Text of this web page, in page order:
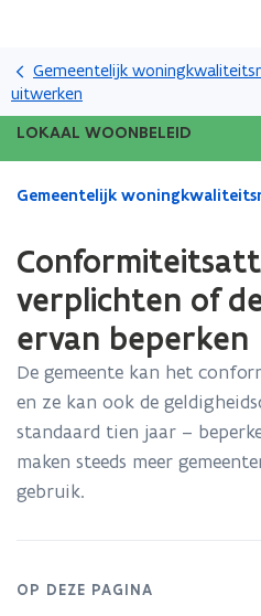
Gemeentelijk
uitwerken
LOKAAL WOONBELEID
Gedaan
zich
op:
Conformiteitsattest
verplichten
de
geldigheid
ervan
beperken
Gemeentelijk
verplichten of
ervan beperken
De gemeente kan het
en ze kan ook de
standaard tien jaar –
maken steeds meer
gebruik.
OP DEZE PAGINA